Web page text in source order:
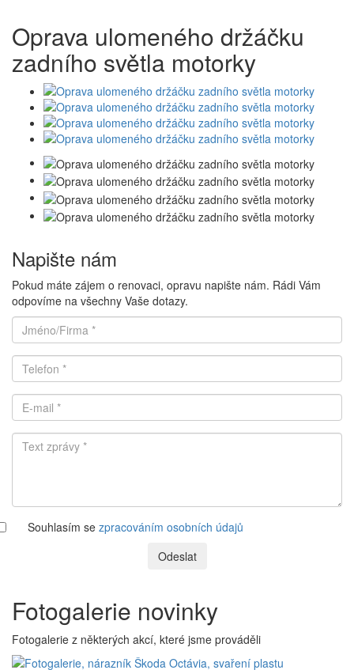
Oprava ulomeného držáčku
zadního světla motorky
Napište nám
Pokud máte zájem o renovaci, opravu napište nám. Rádi Vám
odpovíme na všechny Vaše dotazy.
Souhlasím se zpracováním osobních údajů
Odeslat
Fotogalerie novinky
Fotogalerie z některých akcí, které jsme prováděli